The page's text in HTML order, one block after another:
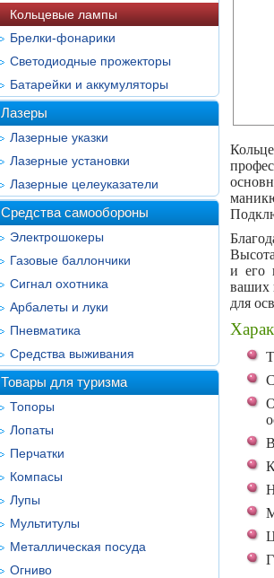
Кольцевые лампы
Брелки-фонарики
Светодиодные прожекторы
Батарейки и аккумуляторы
Лазеры
Лазерные указки
Лазерные установки
Лазерные целеуказатели
Средства самообороны
Электрошокеры
Газовые баллончики
Сигнал охотника
Арбалеты и луки
Пневматика
Средства выживания
Товары для туризма
Топоры
Лопаты
Перчатки
Компасы
Лупы
Мультитулы
Металлическая посуда
Огниво
и его
ваших
для